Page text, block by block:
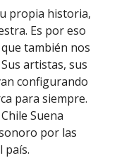
propia historia,
Es por eso
también nos
artistas, sus
configurando
para siempre.
Suena
por las
país.